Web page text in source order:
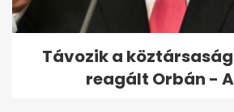
Távozik a
reagált Orbán -